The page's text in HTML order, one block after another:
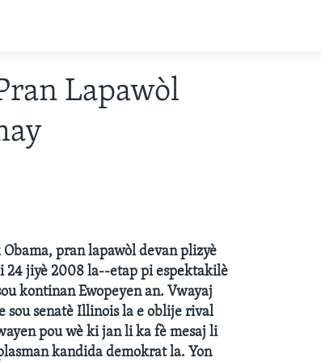
Lapawòl
pran lapawòl devan plizyè
24 jiyè 2008 la--etap pi espektakilè
kontinan Ewopeyen an. Vwayaj
sou senatè Illinois la e oblije rival
pou wè ki jan li ka fè mesaj li
kandida demokrat la. Yon